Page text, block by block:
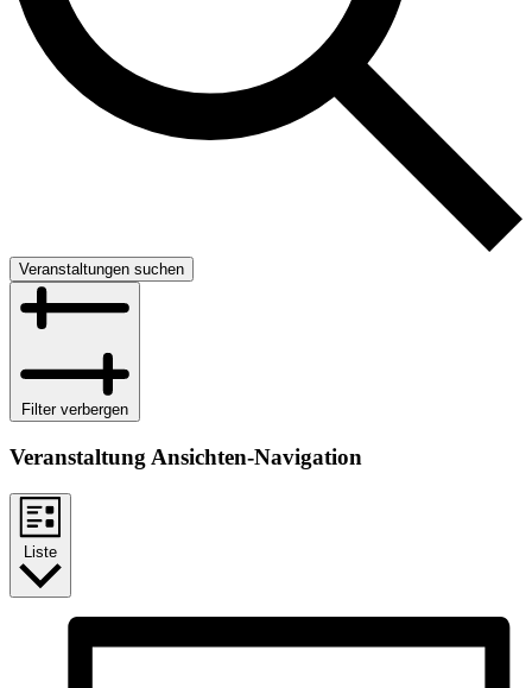
Veranstaltungen suchen
Filter verbergen
Veranstaltung Ansichten-Navigation
Liste